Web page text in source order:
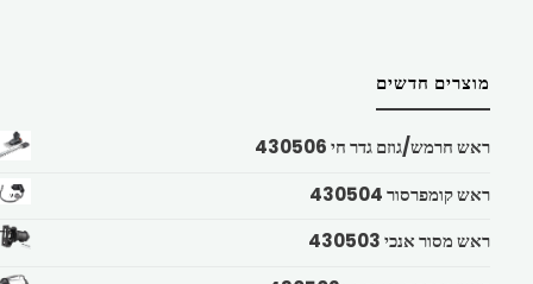
מוצרים חדשים
ראש חרמש/גוזם גדר חי 430506
ראש קומפרסור 430504
ראש מסור אנכי 430503